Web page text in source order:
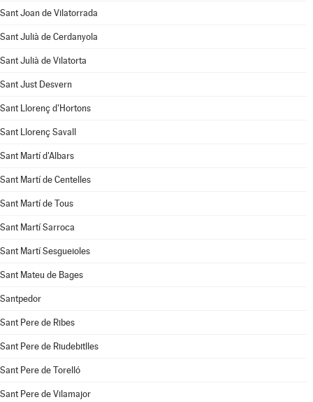
Sant Joan de Vilatorrada
Sant Julià de Cerdanyola
Sant Julià de Vilatorta
Sant Just Desvern
Sant Llorenç d'Hortons
Sant Llorenç Savall
Sant Martí d'Albars
Sant Martí de Centelles
Sant Martí de Tous
Sant Martí Sarroca
Sant Martí Sesgueioles
Sant Mateu de Bages
Santpedor
Sant Pere de Ribes
Sant Pere de Riudebitlles
Sant Pere de Torelló
Sant Pere de Vilamajor